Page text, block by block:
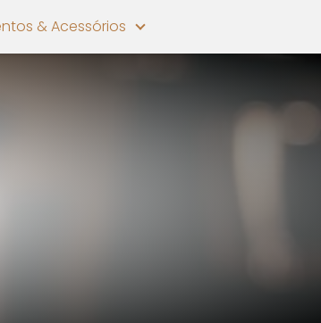
& Acessórios